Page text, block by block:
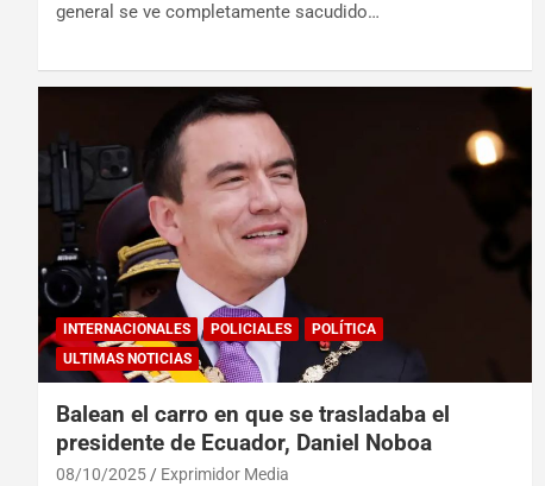
general se ve completamente sacudido…
INTERNACIONALES POLICIALES
POLÍTICA
ULTIMAS NOTICIAS
Balean el carro en que se trasladaba el
presidente de Ecuador, Daniel Noboa
08/10/2025 Exprimidor Media